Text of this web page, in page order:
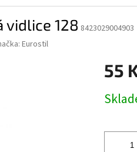
vidlice 128 8423029004903
Eurostil
55
cena: